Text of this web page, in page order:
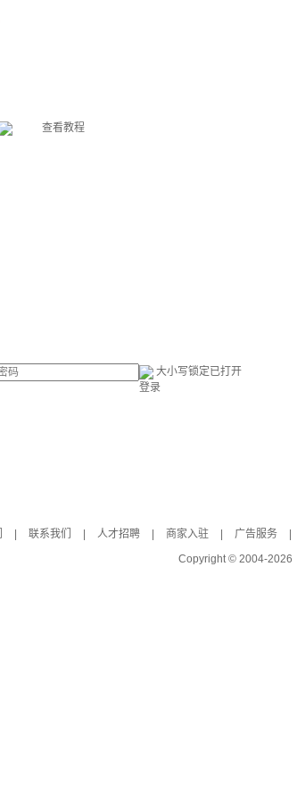
查看教程
大小写锁定已打开
登录
联系我们 人才招聘 商家入驻 广告服务
Copyright © 2004-2026